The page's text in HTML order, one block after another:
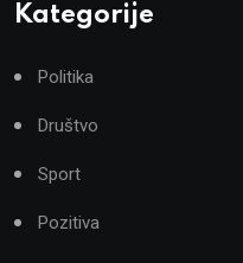
Kategorije
Politika
Društvo
Sport
Pozitiva